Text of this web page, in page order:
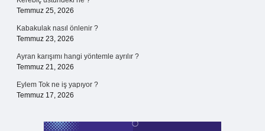
Temmuz 25, 2026
Kabakulak nasıl önlenir ?
Temmuz 23, 2026
Ayran karışımı hangi yöntemle ayrılır ?
Temmuz 21, 2026
Eylem Tok ne iş yapıyor ?
Temmuz 17, 2026